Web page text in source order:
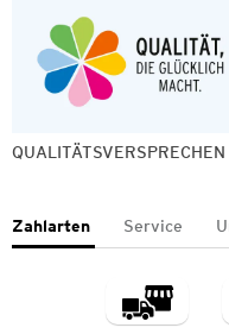
QUALITÄTSVERSPRECHEN
Zahlarten Service